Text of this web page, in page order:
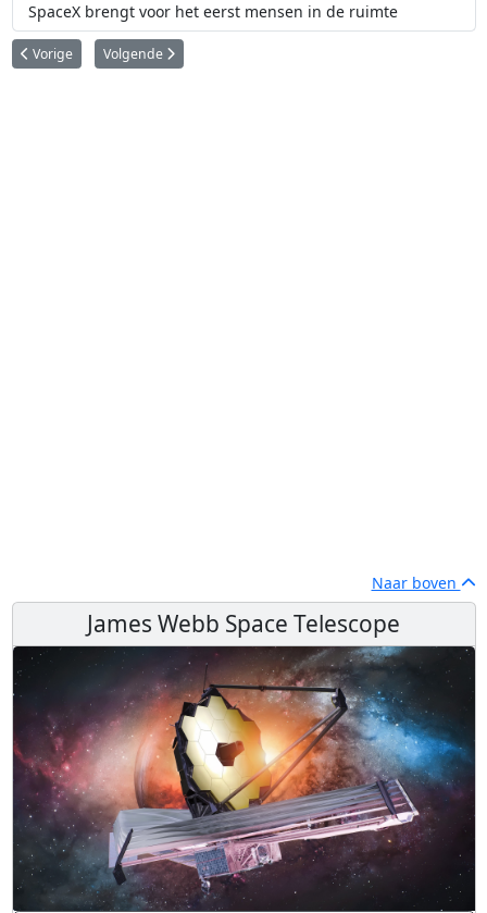
SpaceX brengt voor het eerst mensen in de ruimte
Vorig artikel: Rocket Lab brengt zeven satellieten in de ruimte
Vorige Volgende artikel: SpaceX brengt 60 satellieten in de ruimte
Volgende
Naar boven
James Webb Space Telescope